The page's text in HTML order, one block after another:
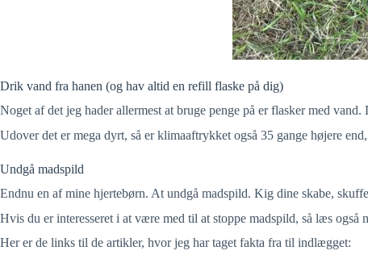
Drik vand fra hanen (og hav altid en refill flaske på dig)
Noget af det jeg hader allermest at bruge penge på er flasker med
Udover det er mega dyrt, så er klimaaftrykket også 35 gange højere
Undgå madspild
Endnu en af mine hjertebørn. At undgå madspild. Kig dine skabe,
Hvis du er interesseret i at være med til at stoppe madspild, så læs også
Her er de links til de artikler, hvor jeg har taget fakta fra til indlægget: